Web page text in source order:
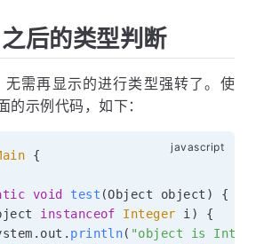
后的类型判断
需再显示的进行类型强转了。使
的示例代码，如下：
{
void test (Object object )
{
instanceof Integer i )
{
. out . println( "object is